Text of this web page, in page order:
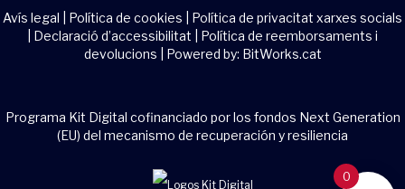
Avís legal Política de cookies
Política de privacitat xarxes socials
Declaració d’accessibilitat
Política de reemborsaments i
devolucions | Powered by: BitWorks.cat
Programa Kit Digital cofinanciado por los fondos Next Generation
(EU) del mecanismo de recuperación y resiliencia
0